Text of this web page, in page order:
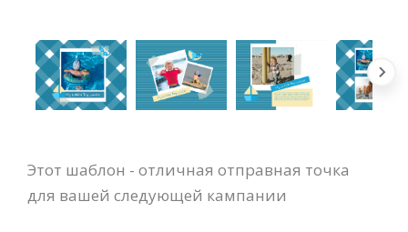
Этот шаблон - отличная отправная точка
для вашей следующей кампании